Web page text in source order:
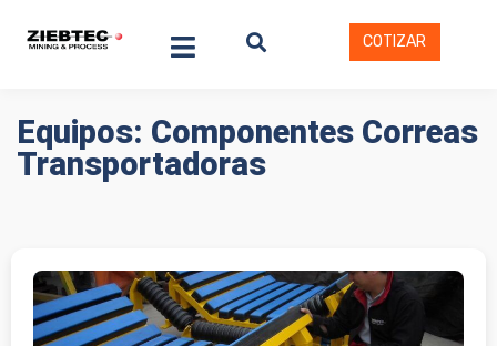
COTIZAR
Equipos: Componentes Correas
Transportadoras